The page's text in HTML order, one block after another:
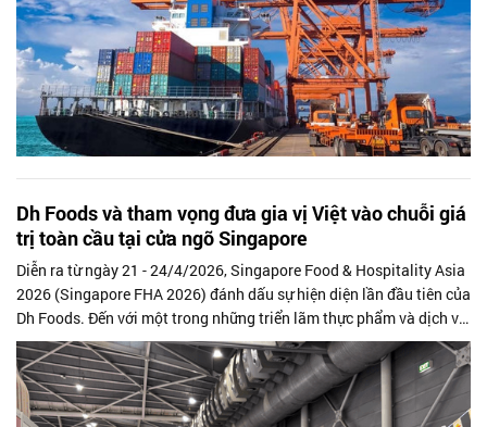
Dh Foods và tham vọng đưa gia vị Việt vào chuỗi giá
trị toàn cầu tại cửa ngõ Singapore
Diễn ra từ ngày 21 - 24/4/2026, Singapore Food & Hospitality Asia
2026 (Singapore FHA 2026) đánh dấu sự hiện diện lần đầu tiên của
Dh Foods. Đến với một trong những triển lãm thực phẩm và dịch vụ
khách...